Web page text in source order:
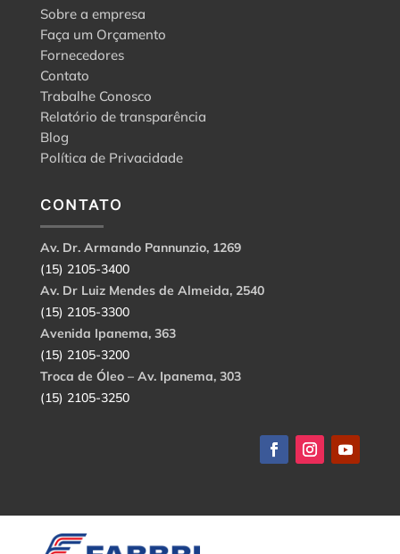
Sobre a empresa
Faça um Orçamento
Fornecedores
Contato
Trabalhe Conosco
Relatório de transparência
Blog
Política de Privacidade
CONTATO
Av. Dr. Armando Pannunzio, 1269
(15) 2105-3400
Av. Dr Luiz Mendes de Almeida, 2540
(15) 2105-3300
Avenida Ipanema, 363
(15) 2105-3200
Troca de Óleo – Av. Ipanema, 303
(15) 2105-3250